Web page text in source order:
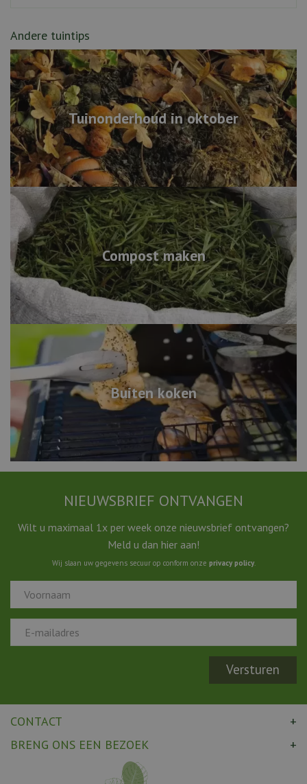
Andere tuintips
Tuinonderhoud in oktober
Compost maken
Buiten koken
NIEUWSBRIEF ONTVANGEN
Wilt u maximaal 1x per week onze nieuwsbrief ontvangen?
Meld u dan hier aan!
Wij slaan uw gegevens secuur op conform onze privacy policy.
CONTACT
BRENG ONS EEN BEZOEK